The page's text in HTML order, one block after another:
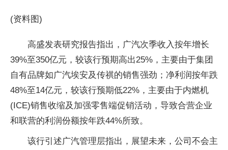
(资料图)
高盛发表研究报告指出，广汽次季收入按年增长
39%至350亿元，较该行预期高出25%，主要由于集团
自有品牌如广汽埃安及传祺的销售强劲；净利润按年跌
48%至14亿元，较该行预期低22%，主要由于内燃机
(ICE)销售收缩及加强零售端促销活动，导致合营企业
和联营的利润份额按年跌44%所致。
该行引述广汽管理层指出，展望未来，公司不会主